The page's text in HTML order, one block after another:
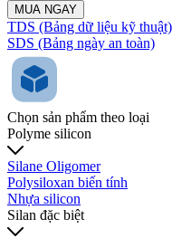
MUA NGAY
TDS (Bảng dữ liệu kỹ thuật)
SDS (Bảng ngày an toàn)
Chọn sản phẩm theo loại
Polyme silicon
Silane Oligomer
Polysiloxan biến tính
Nhựa silicon
Silan đặc biệt